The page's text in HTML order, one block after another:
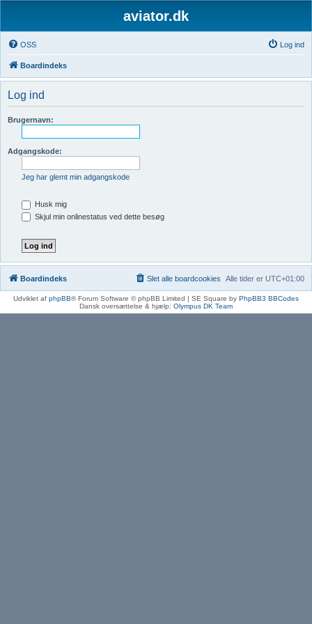
aviator.dk
OSS Log ind
Boardindeks
Log ind
Brugernavn:
Adgangskode:
Jeg har glemt min adgangskode
Husk mig
Skjul min onlinestatus ved dette besøg
Boardindeks Alle tider er UTC+01:00
Slet alle boardcookies
Udviklet af phpBB® Forum Software © phpBB Limited | SE Square by PhpBB3 BBCodes
Dansk oversættelse & hjælp: Olympus DK Team